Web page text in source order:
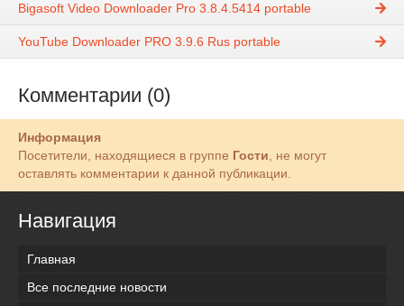
Bigasoft Video Downloader Pro 3.8.4.5414 portable
YouTube Downloader PRO 3.9.6 Rus portable
Комментарии (0)
Информация
Посетители, находящиеся в группе Гости, не могут
оставлять комментарии к данной публикации.
Навигация
Главная
Все последние новости